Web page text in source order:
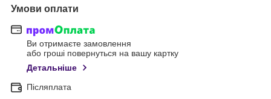
Умови оплати
Ви отримаєте замовлення
або гроші повернуться на вашу картку
Детальніше
Післяплата